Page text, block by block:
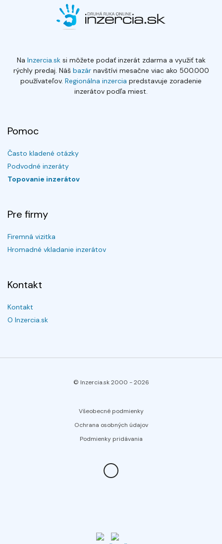
Na Inzercia.sksi môžete podať inzerát zdarma a využiť tak
rýchly predaj. Náš bazárnavštívi mesačne viac ako 500.000
používateľov. Regionálna inzercia predstavuje zoradenie
inzerátov podľa miest.
Pomoc
Často kladené otázky
Podvodné inzeráty
Topovanie inzerátov
Pre firmy
Firemná vizitka
Hromadné vkladanie inzerátov
Kontakt
Kontakt
O Inzercia.sk
© Inzercia.sk 2000 -2026
Všeobecné podmienky
Ochrana osobných údajov
Podmienky pridávania